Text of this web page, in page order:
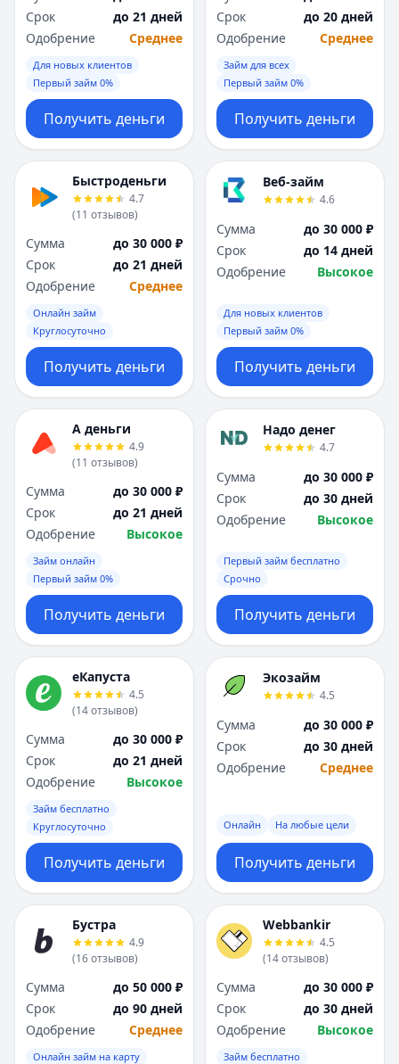
Срок
до 21 дней
Одобрение
Среднее
Для новых клиентов
Первый займ 0%
Получить деньги
Срок
до 20 дней
Одобрение
Среднее
Займ для всех
Первый займ 0%
Получить деньги
Быстроденьги
4.7
(11 отзывов)
Сумма
до 30 000 ₽
Срок
до 21 дней
Одобрение
Среднее
Онлайн займ
Круглосуточно
Получить деньги
Веб-займ
4.6
Сумма
до 30 000 ₽
Срок
до 14 дней
Одобрение
Высокое
Для новых клиентов
Первый займ 0%
Получить деньги
А деньги
4.9
(11 отзывов)
Сумма
до 30 000 ₽
Срок
до 21 дней
Одобрение
Высокое
Займ онлайн
Первый займ 0%
Получить деньги
Надо денег
4.7
Сумма
до 30 000 ₽
Срок
до 30 дней
Одобрение
Высокое
Первый займ бесплатно
Срочно
Получить деньги
еКапуста
4.5
(14отзывов)
Сумма
до 30 000 ₽
Срок
до 21 дней
Одобрение
Высокое
Займ бесплатно
Круглосуточно
Получить деньги
Экозайм
4.5
Сумма
до 30 000 ₽
Срок
до 30 дней
Одобрение
Среднее
Онлайн На любые цели
Получить деньги
Бустра
4.9
(16отзывов)
Сумма
до 50 000 ₽
Срок
до 90 дней
Одобрение
Среднее
Онлайн займ на карту
Webbankir
4.5
(14отзывов)
Сумма
до 30 000 ₽
Срок
до 30 дней
Одобрение
Высокое
Займ бесплатно